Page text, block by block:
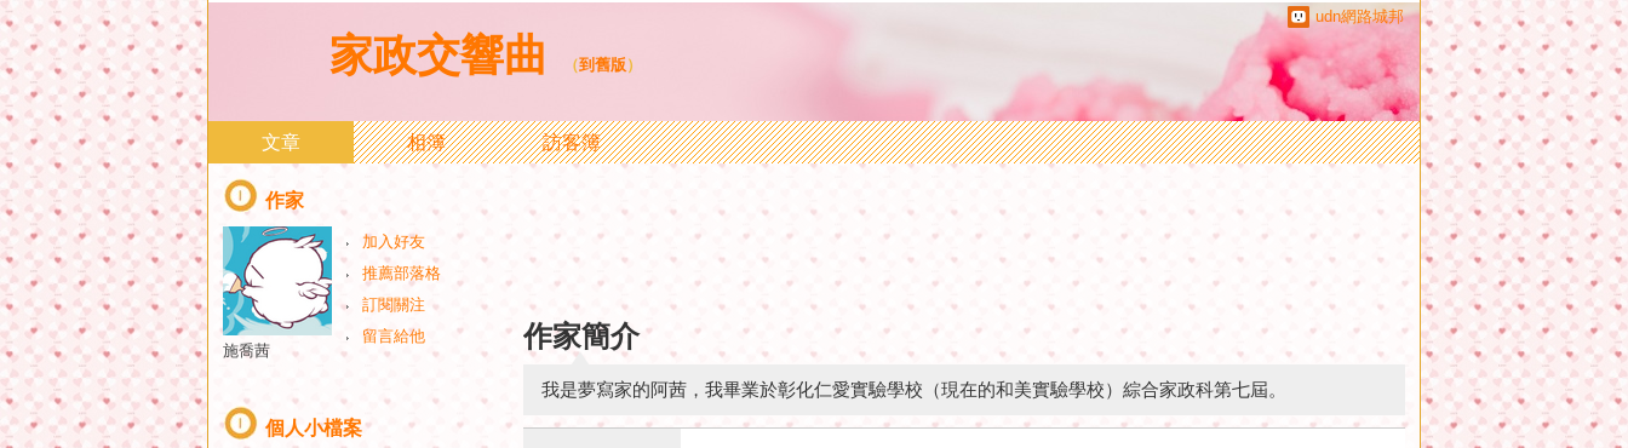
udn網路城邦
家政交響曲 （到舊版）
文章 相簿 訪客簿
作家簡介
我是夢寫家的阿茜，我畢業於彰化仁愛實驗學校（現在的和美實驗學校）綜合家政科第七屆。
作家
加入好友
推薦部落格
訂閱關注
留言給他
施喬茜
個人小檔案